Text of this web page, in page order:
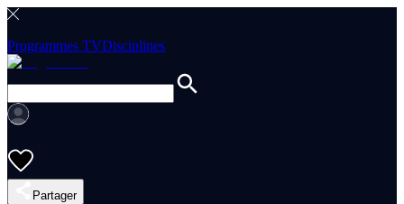
Programmes TVDisciplines
Partager